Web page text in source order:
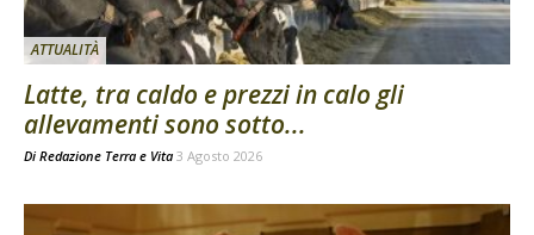
ATTUALITÀ
Latte, tra caldo e prezzi in calo gli
allevamenti sono sotto...
Di Redazione Terra e Vita 3 Agosto 2026